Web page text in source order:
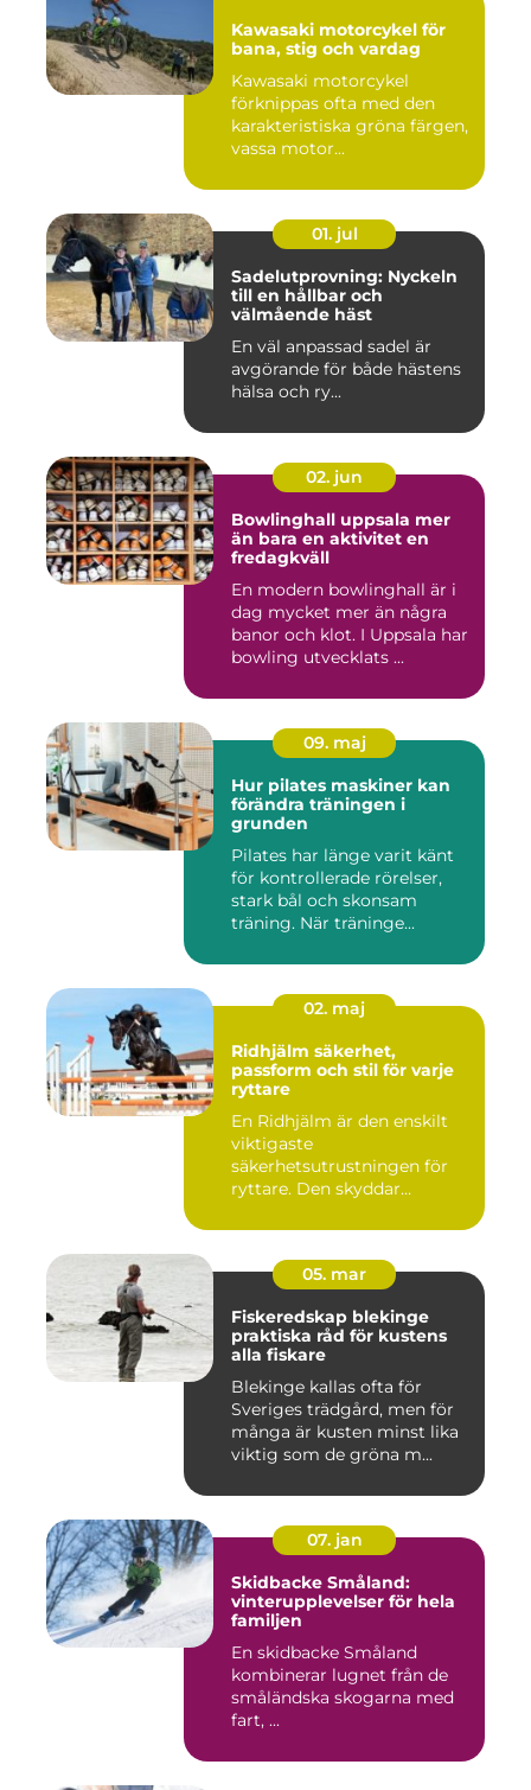
Kawasaki motorcykel för
bana, stig och vardag
Kawasaki motorcykel
förknippas ofta med den
karakteristiska gröna färgen,
vassa motor...
01. jul
Sadelutprovning: Nyckeln
till en hållbar och
välmående häst
En väl anpassad sadel är
avgörande för både hästens
hälsa och ry...
02. jun
Bowlinghall uppsala mer
än bara en aktivitet en
fredagkväll
En modern bowlinghall är i
dag mycket mer än några
banor och klot. I Uppsala har
bowling utvecklats ...
09. maj
Hur pilates maskiner kan
förändra träningen i
grunden
Pilates har länge varit känt
för kontrollerade rörelser,
stark bål och skonsam
träning. När träninge...
02. maj
Ridhjälm säkerhet,
passform och stil för varje
ryttare
En Ridhjälm är den enskilt
viktigaste
säkerhetsutrustningen för
ryttare. Den skyddar
05. mar
Fiskeredskap blekinge
praktiska råd för kustens
alla fiskare
Blekinge kallas ofta för
Sveriges trädgård, men för
många är kusten minst lika
viktig som de gröna m...
07. jan
Skidbacke Småland:
vinterupplevelser för hela
familjen
En skidbacke Småland
kombinerar lugnet från de
småländska skogarna med
fart, ...